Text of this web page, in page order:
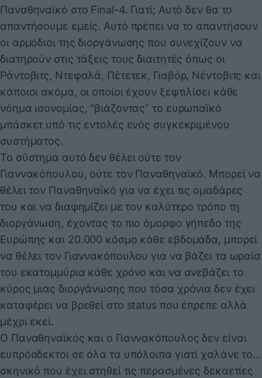
Παναθηναϊκό στο Final-4. Γιατί; Αυτό δεν θα το
απαντήσουμε εμείς. Αυτό πρέπει να το απαντήσουν
οι αρμόδιοι της διοργάνωσης που συνεχίζουν να
διατηρούν στις τάξεις τους διαιτητές όπως οι
Ράντοβιτς, Ντεφαλά, Πέτετεκ, Γιαβόρ, Νέντοβιτς και
κάποιοι ακόμα, οι οποίοι έχουν ξεφτιλίσει κάθε
νόημα ισονομίας, “βιάζοντας” το ευρωπαϊκό
μπάσκετ υπό τις εντολές ενός συγκεκριμένου
συστήματος.
Το σύστημα αυτό δεν θέλει ούτε τον
Γιαννακόπουλου, ούτε τον Παναθηναϊκό. Μπορεί να
θέλει τον Παναθηναϊκό για να έχει τις ομαδάρες
του και να διαφημίζει με τον καλύτερο τρόπο τη
διοργάνωση, έχοντας το πιο όμορφο γήπεδο της
Ευρώπης και 20.000 κόσμο κάθε εβδομάδα, μπορεί
να θέλει τον Γιαννακόπουλου για να βάζει τα ωραία
του εκατομμύρια κάθε χρόνο και να ανεβάζει το
κύρος μιας διοργάνωσης που τόσα χρόνια δεν έχει
καταφέρει να βρεθεί στο status που έπρεπε αλλά
μέχρι εκεί.
Ο Παναθηναϊκός και ο Γιαννακόπουλος δεν είναι
ευπρόσδεκτοι σε όλα τα υπόλοιπα γιατί χαλάνε το…
σκηνικό που έχει στηθεί τις περασμένες δεκαετίες